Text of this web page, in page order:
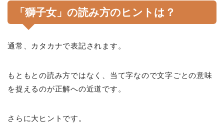
「獅子女」の読み方のヒントは？
通常、カタカナで表記されます。
もともとの読み方ではなく、当て字なので文字ごとの意味
を捉えるのが正解への近道です。
さらに大ヒントです。